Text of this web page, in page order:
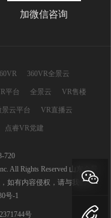
加微信咨询
360VR全景云
平台 全景云 VR售楼
景云平台 VR直播云
点睿VR党建
720
All Rights Reserved 山东全景
如有内容侵权，请与我们联
号-1
号